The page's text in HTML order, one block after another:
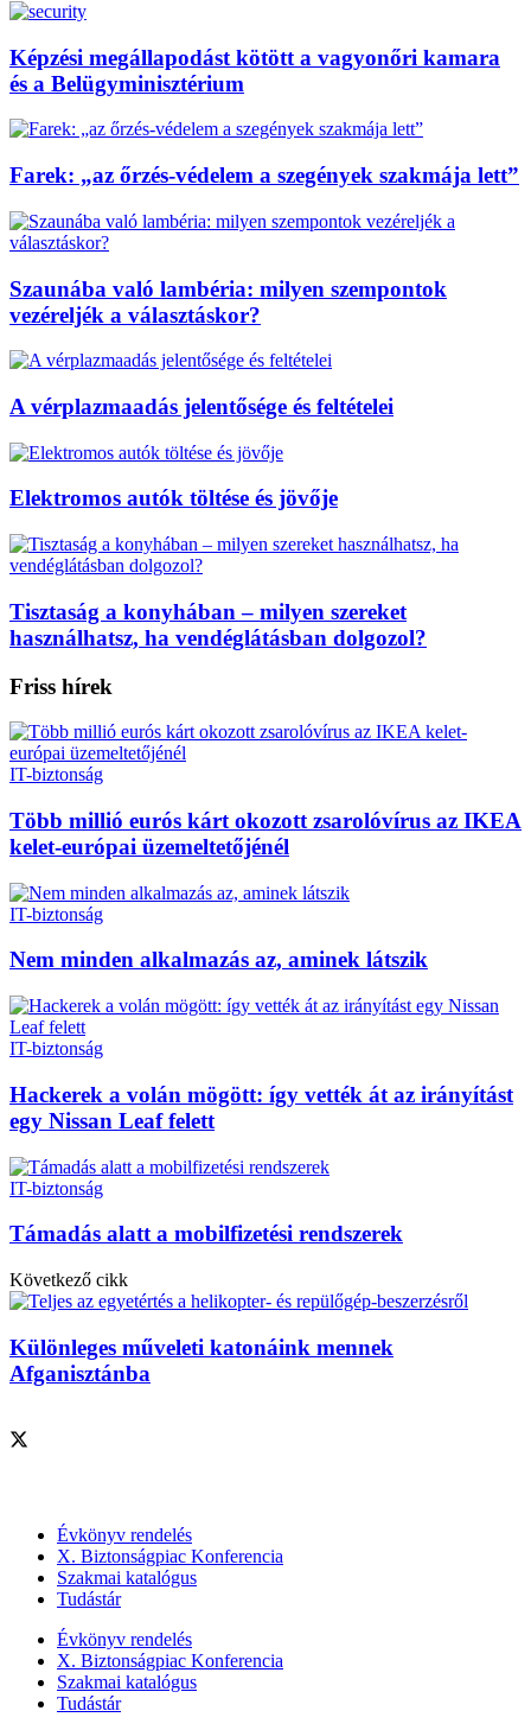
Képzési megállapodást kötött a vagyonőri kamara
és a Belügyminisztérium
Farek: „az őrzés-védelem a szegények szakmája lett”
Szaunába való lambéria: milyen szempontok
vezéreljék a választáskor?
A vérplazmaadás jelentősége és feltételei
Elektromos autók töltése és jövője
Tisztaság a konyhában – milyen szereket
használhatsz, ha vendéglátásban dolgozol?
Friss hírek
IT-biztonság
Több millió eurós kárt okozott zsarolóvírus az IKEA
kelet-európai üzemeltetőjénél
IT-biztonság
Nem minden alkalmazás az, aminek látszik
IT-biztonság
Hackerek a volán mögött: így vették át az irányítást
egy Nissan Leaf felett
IT-biztonság
Támadás alatt a mobilfizetési rendszerek
Következő cikk
Különleges műveleti katonáink mennek
Afganisztánba
Évkönyv rendelés
X. Biztonságpiac Konferencia
Szakmai katalógus
Tudástár
Évkönyv rendelés
X. Biztonságpiac Konferencia
Szakmai katalógus
Tudástár